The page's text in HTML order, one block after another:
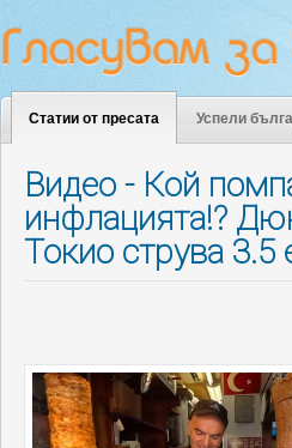
Статии от пресата Успели
Видео - Кой
инфлацията!?
Токио струва 3.5